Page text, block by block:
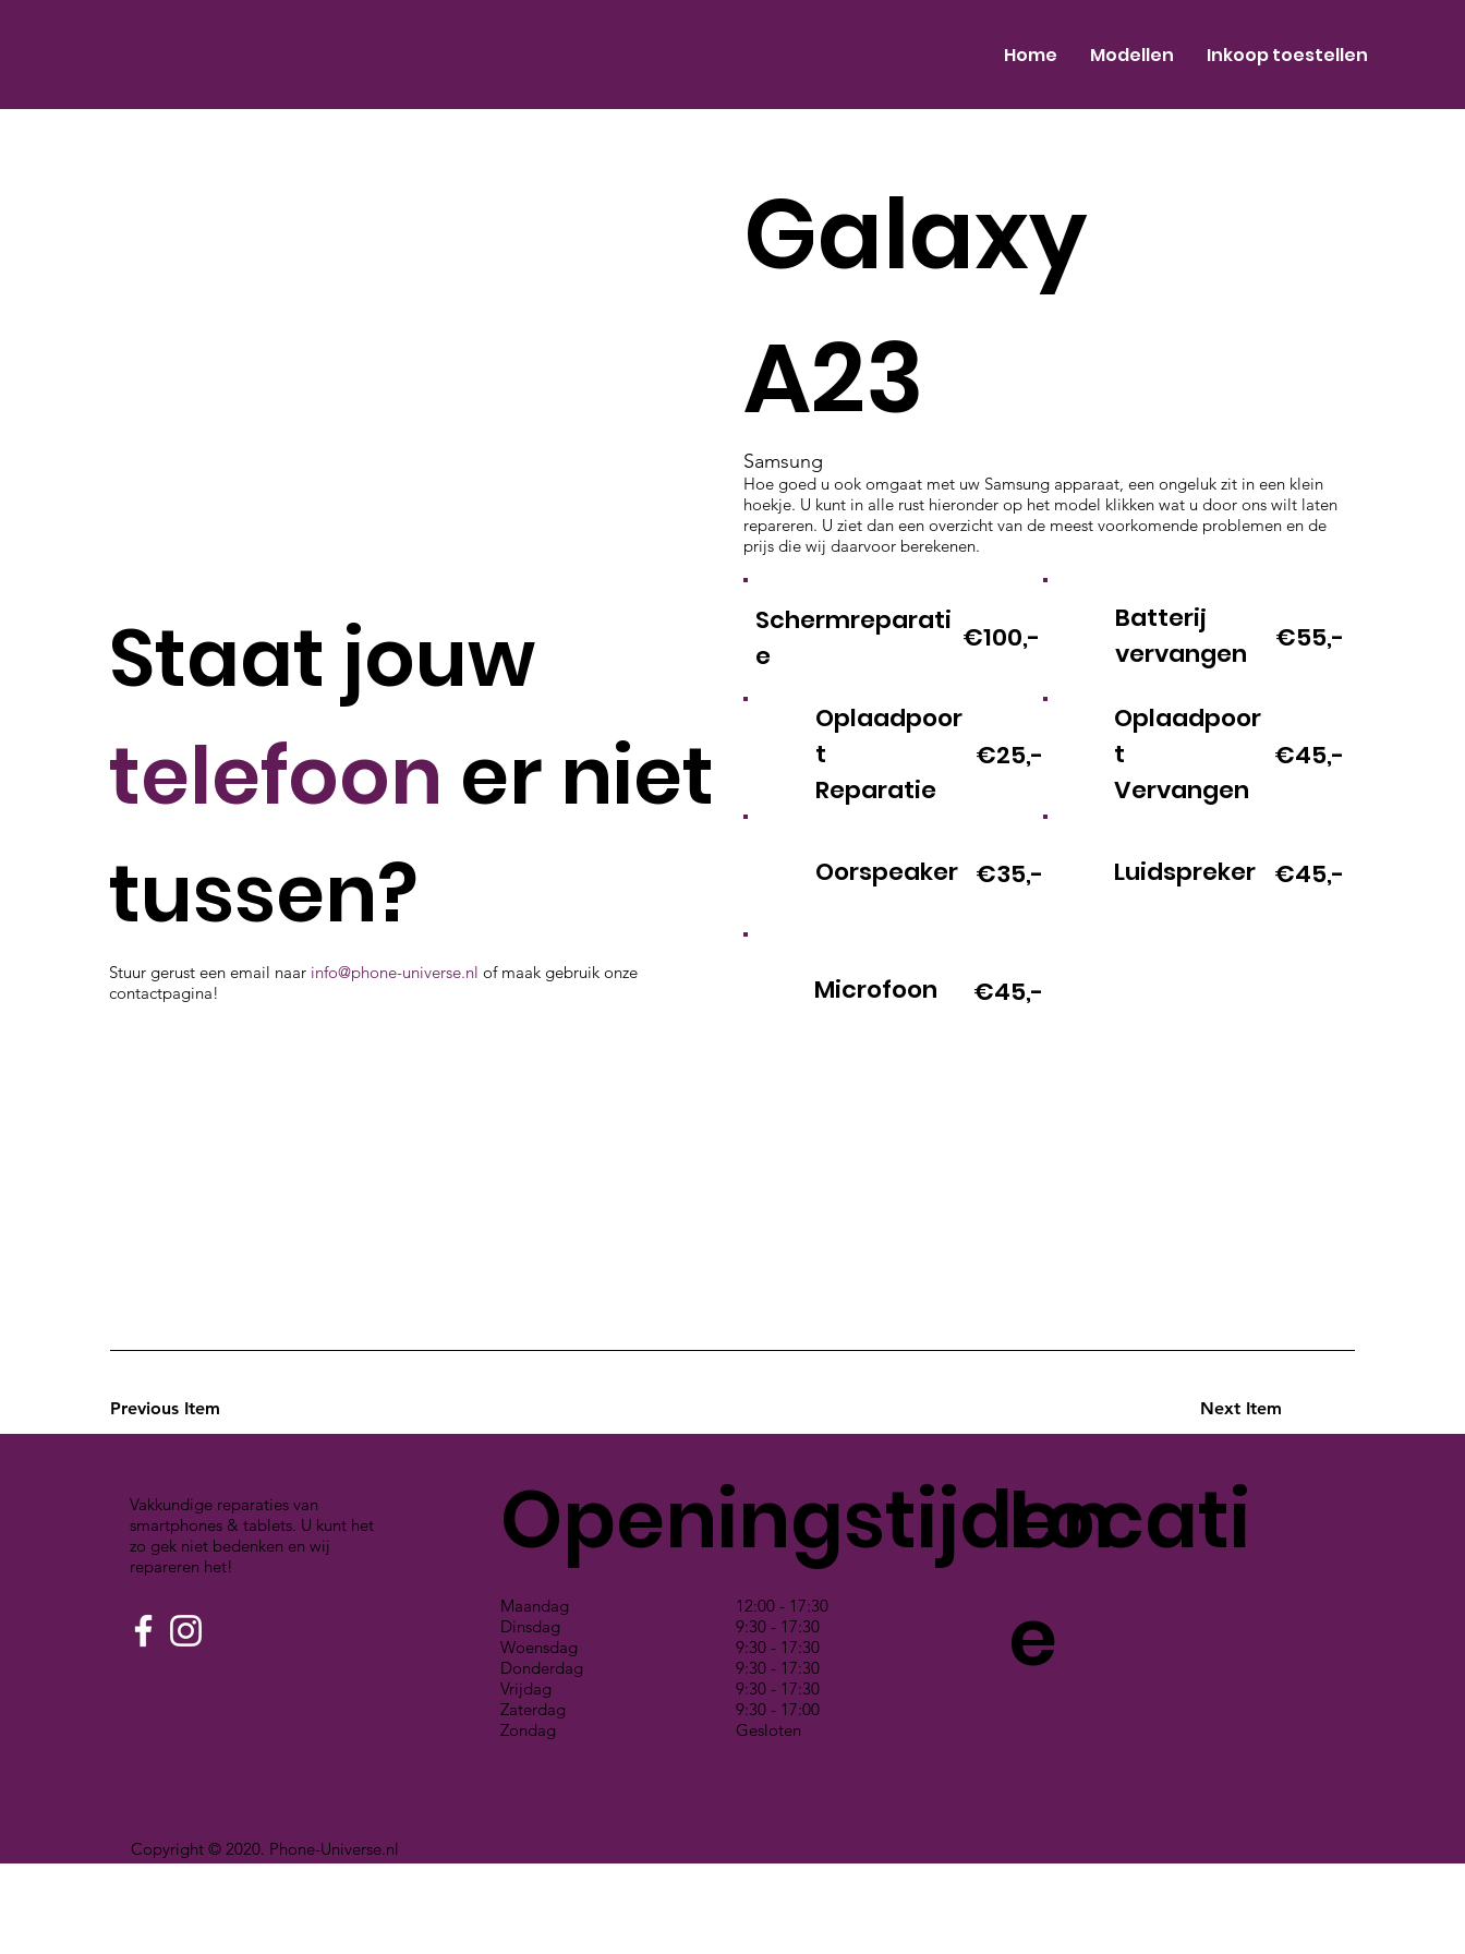
Home Modellen Inkoop toestellen
Schermreparati
e
€100,-
Batterij
vervangen
€55,-
Oplaadpoor
t
Reparatie
€25,-
Oplaadpoor
t
Vervangen
€45,-
Oorspeaker €35,- Luidspreker €45,-
Microfoon €45,-
Galaxy
A23
Samsung
Hoe goed u ook omgaat met uw Samsung apparaat, een ongeluk zit in een klein
hoekje. U kunt in alle rust hieronder op het model klikken wat u door ons wilt laten
repareren. U ziet dan een overzicht van de meest voorkomende problemen en de
prijs die wij daarvoor berekenen.
Staat jouw
telefoon er niet
tussen?
Stuur gerust een email naar info@phone-universe.nl of maak gebruik onze
contactpagina!
Previous Item Next Item
Copyright © 2020. Phone-Universe.nl
Vakkundige reparaties van
smartphones & tablets. U kunt het
zo gek niet bedenken en wij
repareren het!
Openingstijden
Maandag
Dinsdag
Woensdag
Donderdag
Vrijdag
Zaterdag
Zondag
12:00 - 17:30
9:30 - 17:30
9:30 - 17:30
9:30 - 17:30
9:30 - 17:30
9:30 - 17:00
Gesloten
Locati
e